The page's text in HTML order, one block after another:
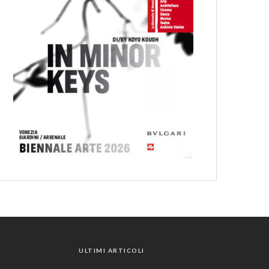
ULTIMI ARTICOLI